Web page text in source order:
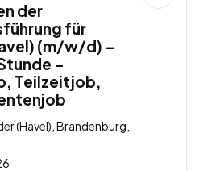
der
für
(m/w/d) –
–
Teilzeitjob,
(Havel), Brandenburg,